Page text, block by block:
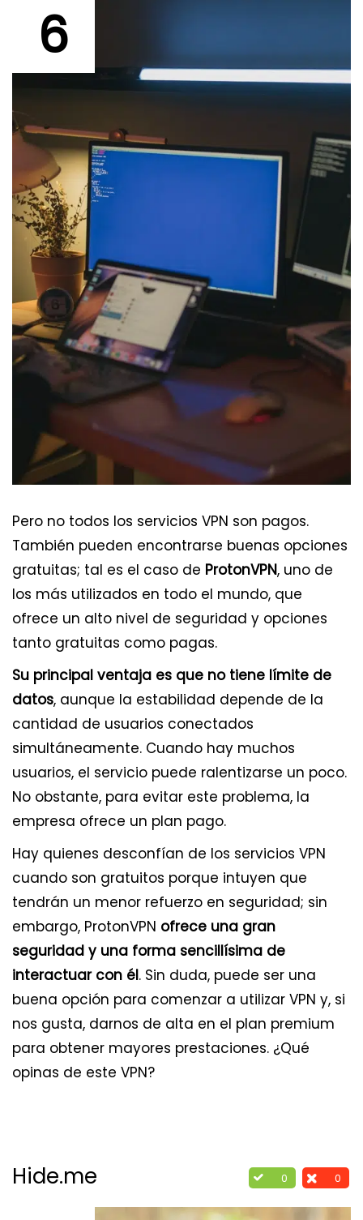
6
Pero no todos los servicios VPN son pagos.
También pueden encontrarse buenas opciones
gratuitas; tal es el caso de ProtonVPN, uno de
los más utilizados en todo el mundo, que
ofrece un alto nivel de seguridad y opciones
tanto gratuitas como pagas.
Su principal ventaja es que no tiene límite de
datos, aunque la estabilidad depende de la
cantidad de usuarios conectados
simultáneamente. Cuando hay muchos
usuarios, el servicio puede ralentizarse un poco.
No obstante, para evitar este problema, la
empresa ofrece un plan pago.
Hay quienes desconfían de los servicios VPN
cuando son gratuitos porque intuyen que
tendrán un menor refuerzo en seguridad; sin
embargo, ProtonVPN ofrece una gran
seguridad y una forma sencillísima de
interactuar con él. Sin duda, puede ser una
buena opción para comenzar a utilizar VPN y, si
nos gusta, darnos de alta en el plan premium
para obtener mayores prestaciones. ¿Qué
opinas de este VPN?
0 0
Hide.me